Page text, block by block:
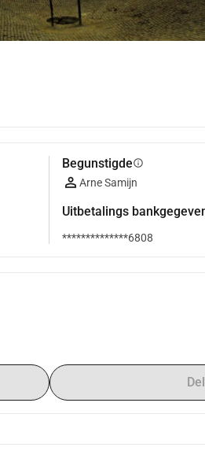
Begunstigdeinfo
Arne Samijn
Uitbetalings
**************6808